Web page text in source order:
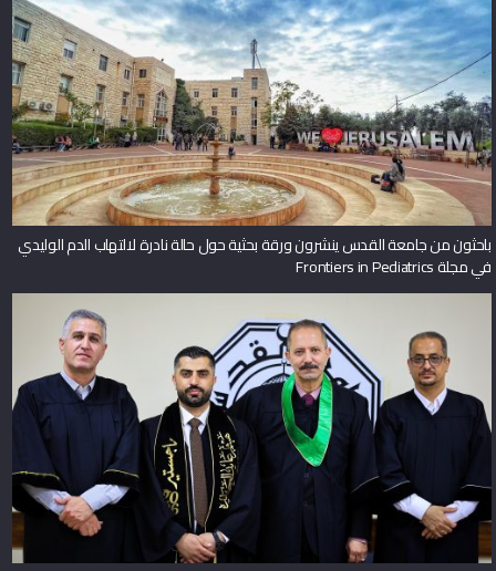
باحثون من جامعة القدس ينشرون ورقة بحثية حول حالة نادرة لالتهاب الدم الوليدي
في مجلة Frontiers in Pediatrics